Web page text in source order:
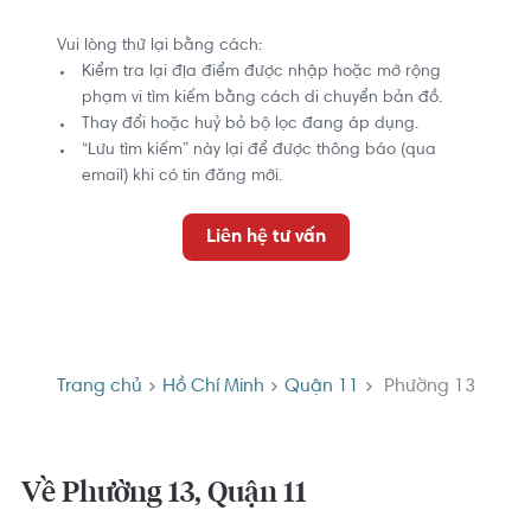
Vui lòng thử lại bằng cách:
Kiểm tra lại địa điểm được nhập hoặc mở rộng
phạm vi tìm kiếm bằng cách di chuyển bản đồ.
Thay đổi hoặc huỷ bỏ bộ lọc đang áp dụng.
“Lưu tìm kiếm” này lại để được thông báo (qua
email) khi có tin đăng mới.
Liên hệ tư vấn
Trang chủ Hồ Chí Minh Quận 11 Phường 13
Về Phường 13, Quận 11